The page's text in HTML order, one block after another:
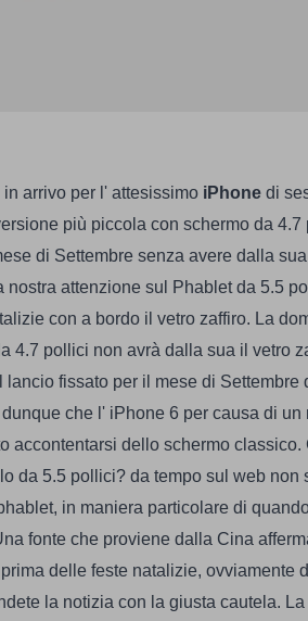
arrivo per l' attesissimo iPhone di
più piccola con schermo da
di Settembre senza avere dalla
nostra attenzione sul Phablet da 5.5
con a bordo il vetro zaffiro. La
4.7 pollici non avrà dalla sua il vetro
lancio fissato per il mese di Settembre
che l' iPhone 6 per causa di un
accontentarsi dello schermo classico.
da 5.5 pollici? da tempo sul web non
in maniera particolare di
fonte che proviene dalla Cina
delle feste natalizie, ovviamente
la notizia con la giusta cautela.